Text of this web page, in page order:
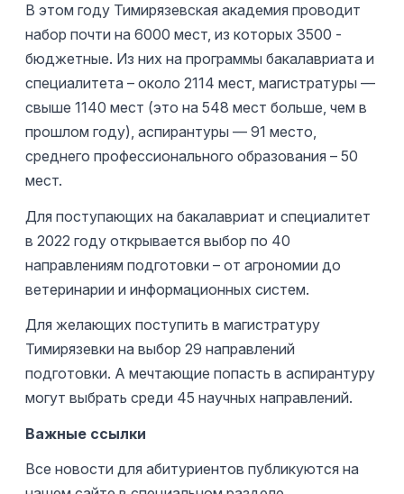
В этом году Тимирязевская академия проводит
набор почти на 6000 мест, из которых 3500 -
бюджетные. Из них на программы бакалавриата и
специалитета – около 2114 мест, магистратуры —
свыше 1140 мест (это на 548 мест больше, чем в
прошлом году), аспирантуры — 91 место,
среднего профессионального образования – 50
мест.
Для поступающих на бакалавриат и специалитет
в 2022 году открывается выбор по 40
направлениям подготовки – от агрономии до
ветеринарии и информационных систем.
Для желающих поступить в магистратуру
Тимирязевки на выбор 29 направлений
подготовки. А мечтающие попасть в аспирантуру
могут выбрать среди 45 научных направлений.
Важные ссылки
Все новости для абитуриентов публикуются на